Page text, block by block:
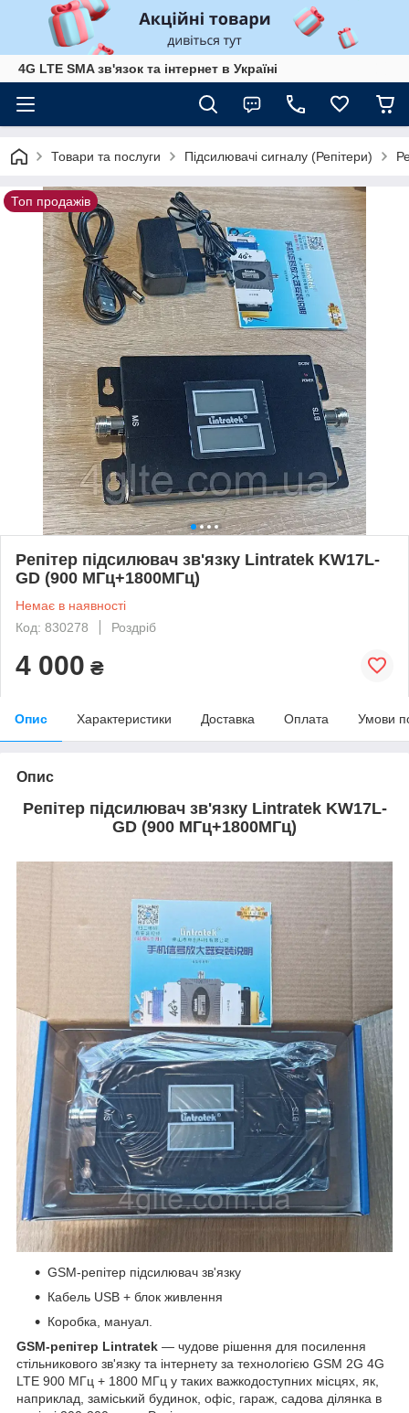
4G LTE SMA зв'язок та інтернет в Україні
Товари та послуги Підсилювачі сигналу (Репітери)
Топ продажів
Репітер підсилювач зв'язку Lintratek KW17L-
GD (900 МГц+1800МГц)
Немає в наявності
Код: 830278
Роздріб
4 000 ₴
Опис Характеристики Доставка Оплата Умови
Опис
Репітер підсилювач зв'язку Lintratek KW17L-
GD (900 МГц+1800МГц)
GSM-репітер підсилювач зв'язку
Кабель USB + блок живлення
Коробка, мануал.
GSM-репітер Lintratek — чудове рішення для посилення
стільникового зв'язку та інтернету за технологією GSM 2G 4G
LTE 900 МГц + 1800 МГц у таких важкодоступних місцях, як,
наприклад, заміський будинок, офіс, гараж, садова ділянка в